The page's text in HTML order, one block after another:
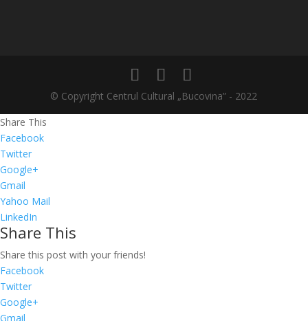
© Copyright Centrul Cultural „Bucovina” - 2022
Share This
Facebook
Twitter
Google+
Gmail
Yahoo Mail
LinkedIn
Share This
Share this post with your friends!
Facebook
Twitter
Google+
Gmail